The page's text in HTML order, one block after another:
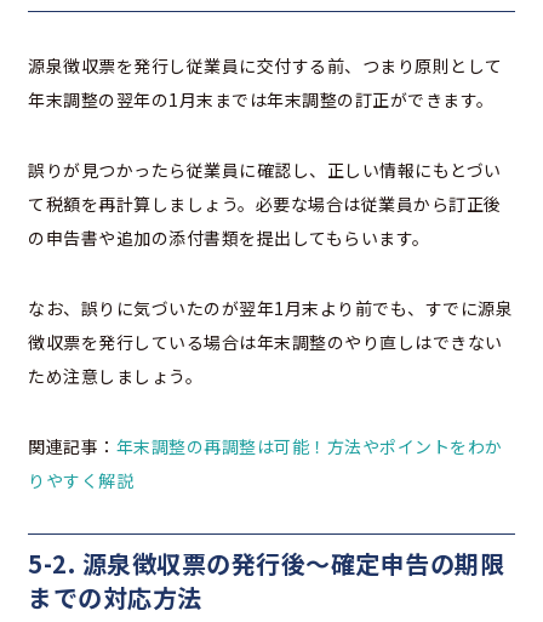
源泉徴収票を発行し従業員に交付する前、つまり原則として
年末調整の翌年の1月末までは年末調整の訂正ができます。
誤りが見つかったら従業員に確認し、正しい情報にもとづい
て税額を再計算しましょう。必要な場合は従業員から訂正後
の申告書や追加の添付書類を提出してもらいます。
なお、誤りに気づいたのが翌年1月末より前でも、すでに源泉
徴収票を発行している場合は年末調整のやり直しはできない
ため注意しましょう。
関連記事： 年末調整の再調整は可能！方法やポイントをわか
りやすく解説
5-2. 源泉徴収票の発行後〜確定申告の期限
までの対応方法